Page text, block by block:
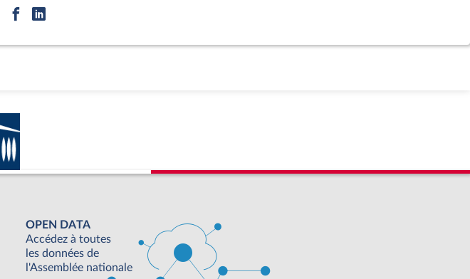
OPEN DATA
Accédez à toutes
les données de
l'Assemblée nationale